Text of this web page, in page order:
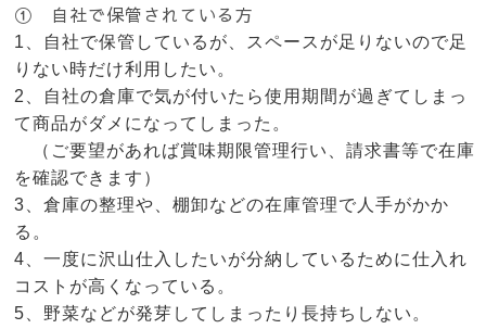
① 自社で保管されている方
1、自社で保管しているが、スペースが足りないので足
りない時だけ利用したい。
2、自社の倉庫で気が付いたら使用期間が過ぎてしまっ
て商品がダメになってしまった。
（ご要望があれば賞味期限管理行い、請求書等で在庫
を確認できます）
3、倉庫の整理や、棚卸などの在庫管理で人手がかか
る。
4、一度に沢山仕入したいが分納しているために仕入れ
コストが高くなっている。
5、野菜などが発芽してしまったり長持ちしない。